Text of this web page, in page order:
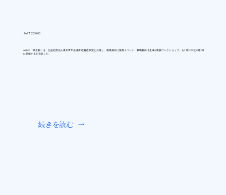
26/7/22 0:00
AIUEO（東京都）は、公益社団法人東京青年会議所 教育政策室と共催し、教職員向け無料イベント「教職員向け生成AI実践ワークショップ」を7月30日と8月3日
に開催すると発表した。
続きを読む